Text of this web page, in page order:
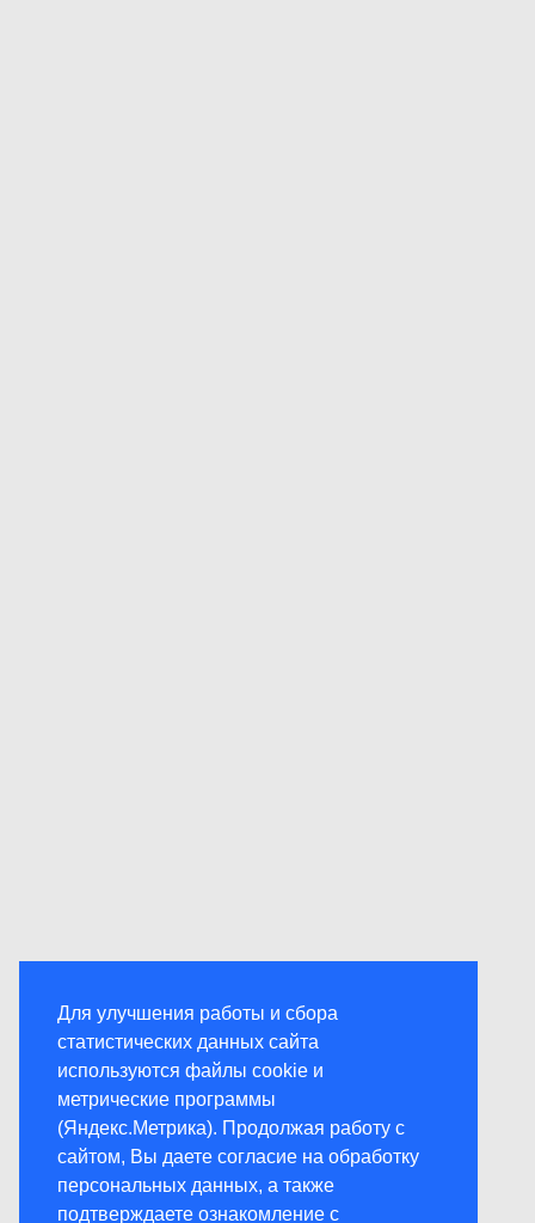
Для улучшения работы и сбора
статистических данных сайта
используются файлы cookie и
метрические программы
(Яндекс.Метрика). Продолжая работу с
сайтом, Вы даете согласие на обработку
персональных данных, а также
подтверждаете ознакомление с